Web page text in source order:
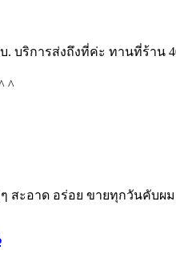
บริการส่งถึงที่ค่ะ ทานที่ร้าน
^
ะอาด อร่อย ขายทุกวันคับผม